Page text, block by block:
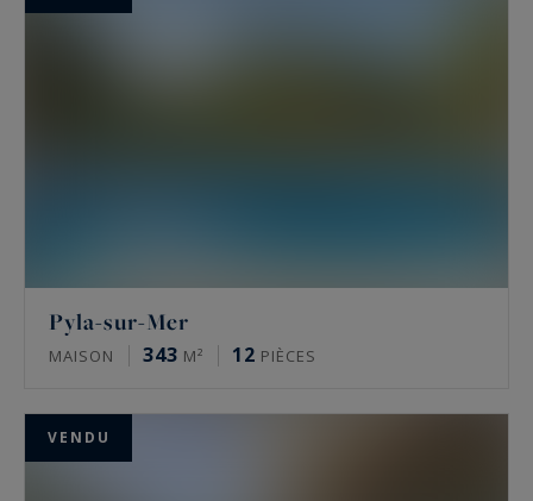
Pyla-sur-Mer
MAISON 343 M² 12 PIÈCES
VENDU